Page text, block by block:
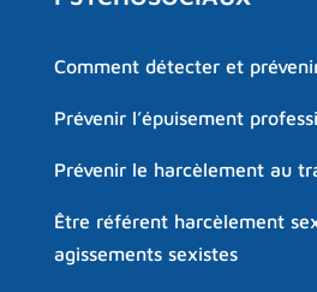
Comment détecter et
Prévenir l’épuisement
Prévenir le harcèlement au
Être référent harcèlement
agissements sexistes